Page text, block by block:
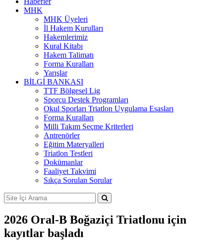
MHK
MHK Üyeleri
İl Hakem Kurulları
Hakemlerimiz
Kural Kitabı
Hakem Talimatı
Forma Kuralları
Yarışlar
BİLGİ BANKASI
TTF Bölgesel Lig
Sporcu Destek Programları
Okul Sporları Triatlon Uygulama Esasları
Forma Kuralları
Milli Takım Seçme Kriterleri
Antrenörler
Eğitim Materyalleri
Triatlon Testleri
Dokümanlar
Faaliyet Takvimi
Sıkça Sorulan Sorular
2026 Oral-B Boğaziçi Triatlonu için
kayıtlar başladı